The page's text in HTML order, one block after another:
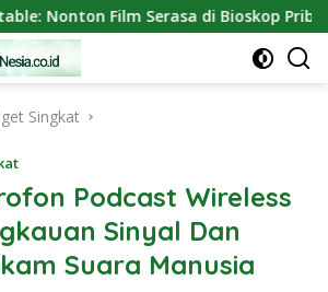
Film Serasa di Bioskop Pribadi Rumah
Singkat
Podcast Wireless
Sinyal Dan
Suara Manusia